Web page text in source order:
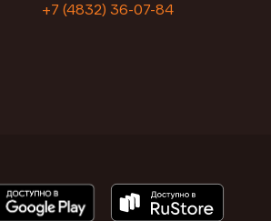
+7 (4832) 36-07-84